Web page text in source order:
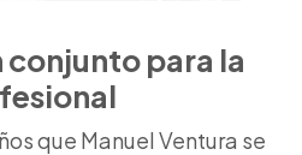
para la
que Manuel Ventura se